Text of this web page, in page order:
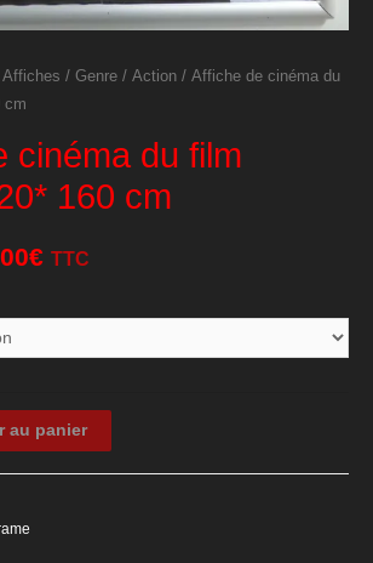
Affiches / Genre / Action / Affiche de cinéma du
cm
cinéma du film
160 cm
€ TTC
au panier